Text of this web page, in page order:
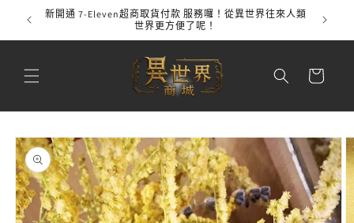
跳至內
容
新開通 7-Eleven超商取貨付款 服務囉！從異世界往來人類
世界更方便了呢！
物
略過產
品資訊